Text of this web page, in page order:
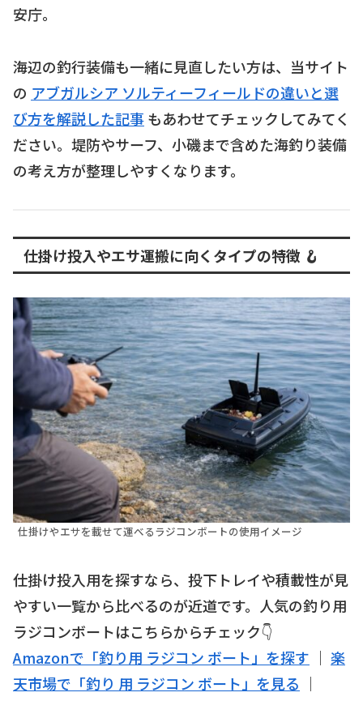
安庁。
海辺の釣行装備も一緒に見直したい方は、当サイト
の アブガルシア ソルティーフィールドの違いと選
び方を解説した記事もあわせてチェックしてみてく
ださい。堤防やサーフ、小磯まで含めた海釣り装備
の考え方が整理しやすくなります。
仕掛け投入やエサ運搬に向くタイプの特徴 🪝
仕掛けやエサを載せて運べるラジコンボートの使用イメージ
仕掛け投入用を探すなら、投下トレイや積載性が見
やすい一覧から比べるのが近道です。人気の釣り用
ラジコンボートはこちらからチェック👇
Amazonで「釣り用 ラジコン ボート」を探す ｜ 楽
天市場で「釣り 用 ラジコン ボート」を見る ｜